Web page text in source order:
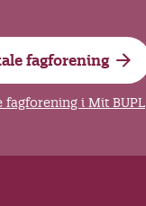
fagforening
i Mit BUPL